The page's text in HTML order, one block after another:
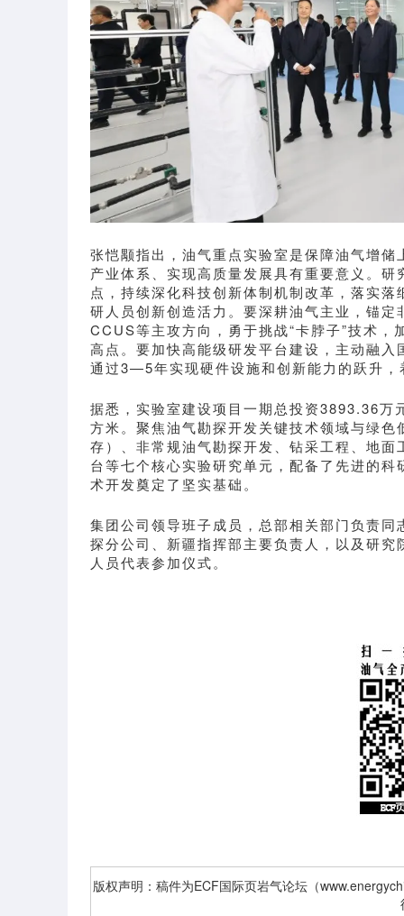
张恺颙指出，油气重点实验室是保障油气增
产业体系、实现高质量发展具有重要意义。
点，持续深化科技创新体制机制改革，落实
研人员创新创造活力。要深耕油气主业，锚
CCUS等主攻方向，勇于挑战“卡脖子”技术
高点。要加快高能级研发平台建设，主动融
通过3—5年实现硬件设施和创新能力的跃升
据悉，实验室建设项目一期总投资3893.36
方米。聚焦油气勘探开发关键技术领域与绿
存）、非常规油气勘探开发、钻采工程、地
台等七个核心实验研究单元，配备了先进的
术开发奠定了坚实基础。
集团公司领导班子成员，总部相关部门负责
探分公司、新疆指挥部主要负责人，以及研
人员代表参加仪式。
版权声明：稿件为ECF国际页岩气论坛（